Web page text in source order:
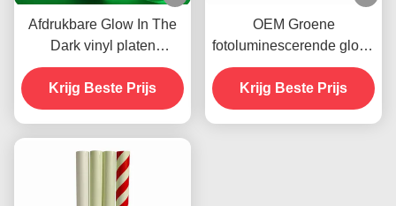
Afdrukbare Glow In The
Dark vinyl platen
fotoluminescerend OEM
Krijg Beste Prijs
OEM Groene
fotoluminescerende gloed
in het donker Sticker
Vinyl Kleeffilm
Krijg Beste Prijs